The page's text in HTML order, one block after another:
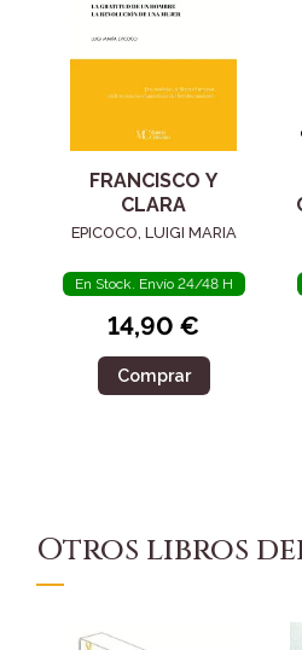
FRANCISCO Y
CLARA
EPICOCO, LUIGI MARIA
En Stock. Envío 24/48 H
14,90 €
Comprar
Otros libros